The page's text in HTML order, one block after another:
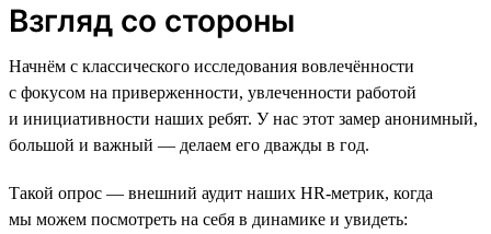
Взгляд со стороны
Начнём с классического исследования вовлечённости
с фокусом на приверженности, увлеченности работой
и инициативности наших ребят. У нас этот замер анонимный,
большой и важный — делаем его дважды в год.
Такой опрос — внешний аудит наших HR-метрик, когда
мы можем посмотреть на себя в динамике и увидеть: